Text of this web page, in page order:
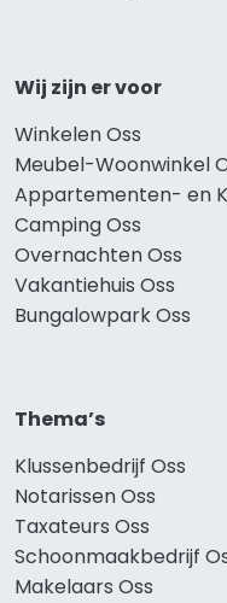
Wij zijn er voor
Winkelen Oss
Meubel-Woonwinkel
Appartementen- en
Camping Oss
Overnachten Oss
Vakantiehuis Oss
Bungalowpark Oss
Thema’s
Klussenbedrijf Oss
Notarissen Oss
Taxateurs Oss
Schoonmaakbedrijf
Makelaars Oss